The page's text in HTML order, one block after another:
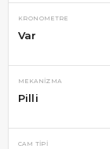
KRONOMETRE
Var
MEKANIZMA
Pilli
CAM TIPI